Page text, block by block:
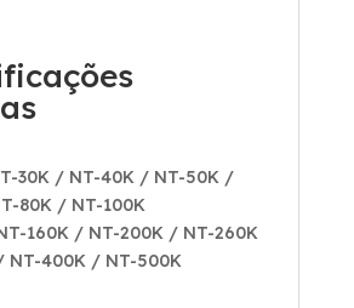
30K / NT-40K / NT-50K /
80K / NT-100K
160K / NT-200K / NT-260K
NT-400K / NT-500K